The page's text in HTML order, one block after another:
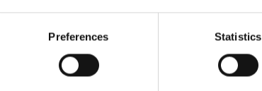
Preferences Statistics